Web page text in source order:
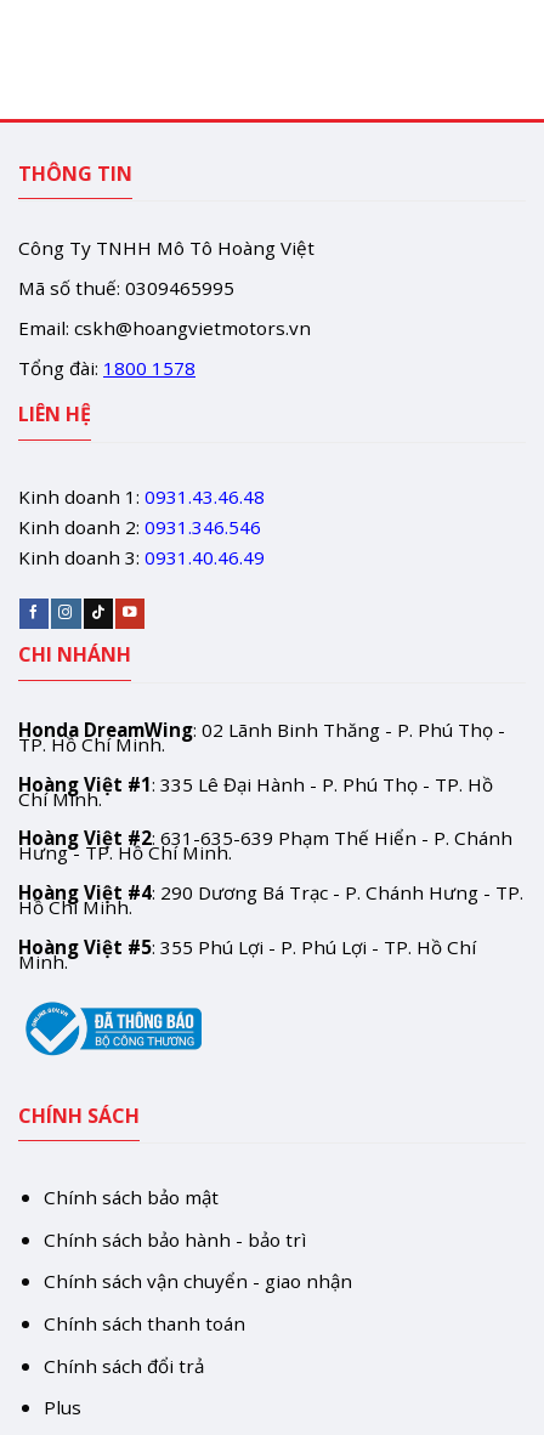
THÔNG TIN
Công Ty TNHH Mô Tô Hoàng Việt
Mã số thuế: 0309465995
Email: cskh@hoangvietmotors.vn
Tổng đài: 1800 1578
LIÊN HỆ
Kinh doanh 1: 0931.43.46.48
Kinh doanh 2: 0931.346.546
Kinh doanh 3: 0931.40.46.49
CHI NHÁNH
Honda DreamWing: 02 Lãnh Binh Thăng - P. Phú Thọ -
TP. Hồ Chí Minh.
Hoàng Việt #1: 335 Lê Đại Hành - P. Phú Thọ - TP. Hồ
Chí Minh.
Hoàng Việt #2: 631-635-639 Phạm Thế Hiển - P. Chánh
Hưng - TP. Hồ Chí Minh.
Hoàng Việt #4: 290 Dương Bá Trạc - P. Chánh Hưng - TP.
Hồ Chí Minh.
Hoàng Việt #5: 355 Phú Lợi - P. Phú Lợi - TP. Hồ Chí
Minh.
CHÍNH SÁCH
Chính sách bảo mật
Chính sách bảo hành - bảo trì
Chính sách vận chuyển - giao nhận
Chính sách thanh toán
Chính sách đổi trả
Plus